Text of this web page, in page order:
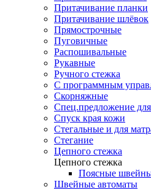
Притачивание планки
Притачивание шлёвок
Прямострочные
Пуговичные
Распошивальные
Рукавные
Ручного стежка
С программным
Скорняжные
Спец.предложение
Спуск края кожи
Стегальные и для
Стегание
Цепного стежка
Цепного стежка
Поясные
Швейные автоматы